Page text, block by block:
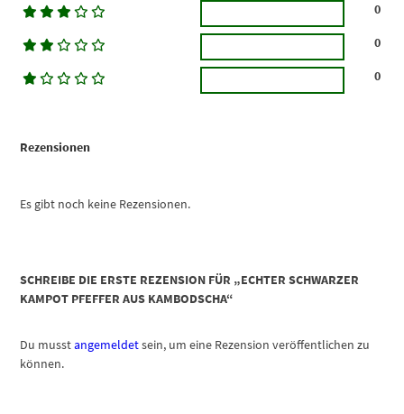
Rezensionen
Es gibt noch keine Rezensionen.
0
0
0
SCHREIBE DIE ERSTE REZENSION FÜR „ECHTER SCHWARZER
KAMPOT PFEFFER AUS KAMBODSCHA“
Du musstangemeldetsein, um eine Rezension veröffentlichen zu
können.